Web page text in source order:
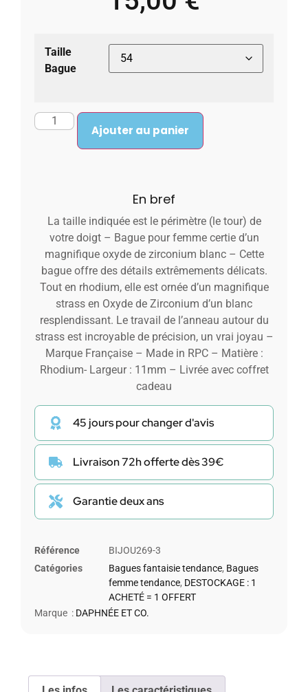
Taille
Bague
Ajouter au panier
En bref
La taille indiquée est le périmètre (le tour) de
votre doigt – Bague pour femme certie d’un
magnifique oxyde de zirconium blanc – Cette
bague offre des détails extrêmements délicats.
Tout en rhodium, elle est ornée d’un magnifique
strass en Oxyde de Zirconium d’un blanc
resplendissant. Le travail de l’anneau autour du
strass est incroyable de précision, un vrai joyau –
Marque Française – Made in RPC – Matière :
Rhodium- Largeur : 11mm – Livrée avec coffret
cadeau
45 jours pour changer d'avis
Livraison 72h offerte dès 39€
Garantie deux ans
Référence
BIJOU269-3
Catégories
Bagues fantaisie tendance, Bagues
femme tendance, DESTOCKAGE : 1
ACHETÉ = 1 OFFERT
Marque : DAPHNÉE ET CO.